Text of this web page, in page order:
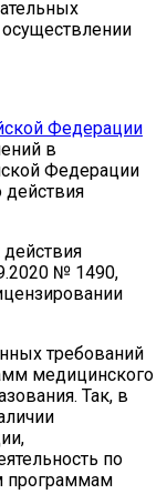
Федерации
в
Федерации
действия
№ 1490,
требований
медицинского
Так, в
по
программам